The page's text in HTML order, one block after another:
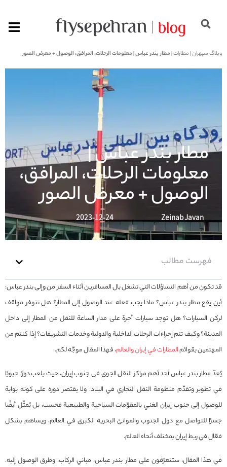
وبلاگ سپهران|مطارات|مطار بندر عباس | معلومات الرحلات، المرافق، الوصول + معرض الصور
مطار بندر عباس |
معلومات الرحلات، المرافق،
الوصول + معرض الصور
Zeinab Javan
2023-12-24
فهرست مطالب
قد تكون من أهم التساؤلات التي تشغل بال المسافرين أثناء السفر من وإلى بندر عباس:
أين يقع مطار بندر عباس؟ ماذا يجب فعله عند الوصول إلى المطار؟ هل تتوفر مواقف
لركن السيارات؟ هل توجد سيارات أجرة على مدار الساعة للنقل من المطار إلى داخل
المدينة؟ وكيف تتم إجراءات الرحلات الداخلية والدولية وخدمات التشريفات؟ إذا كنتم من
المهتمين بقوائمالمطارات في إيران والعالم، فهذا المقال موجّه لكم.
يُعدّ مطار بندر عباس أحد أهم مراكز النقل الجوي في جنوب إيران، حيث يلعب دورًا حيويًا
في تطوير وتقدّم منظومة النقل التجاري في البلاد. ولا يقتصر دوره على كونه بوابة
للوصول إلى جنوب إيران الغني بالمقوّمات السياحية والطبيعية فحسب، بل يُمثّل أيضًا
جسرًا للتواصل مع دول الجنوب والموانئ البحرية الكبرى في العالم، ويساهم بشكل
فعّال في ربط إيران بمختلف أنحاء العالم.
في هذا المقال، ستتعرّفون على مطار بندر عباس، مباني الركاب، وطرق الوصول إليه.